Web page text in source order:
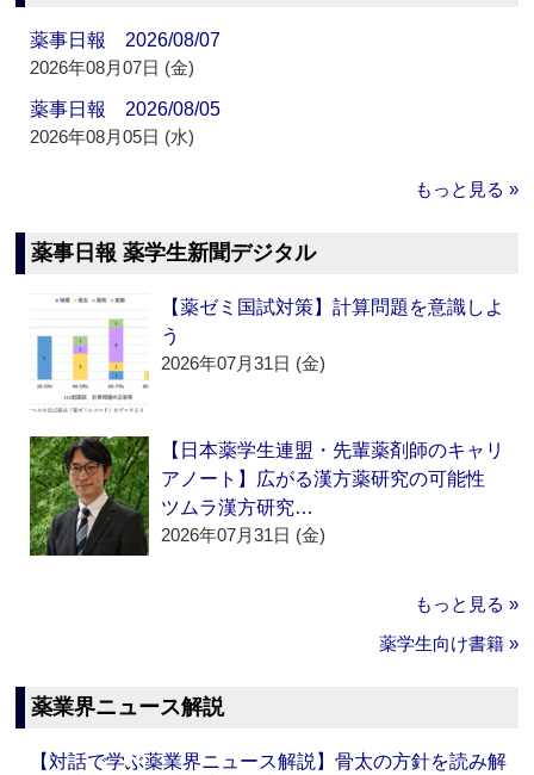
薬事日報 2026/08/07
2026年08月07日 (金)
薬事日報 2026/08/05
2026年08月05日 (水)
もっと見る »
薬事日報 薬学生新聞デジタル
【薬ゼミ国試対策】計算問題を意識しよ
う
2026年07月31日 (金)
【日本薬学生連盟・先輩薬剤師のキャリ
アノート】広がる漢方薬研究の可能性
ツムラ漢方研究…
2026年07月31日 (金)
もっと見る »
薬学生向け書籍 »
薬業界ニュース解説
【対話で学ぶ薬業界ニュース解説】骨太の方針を読み解